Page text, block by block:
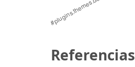
Referencias